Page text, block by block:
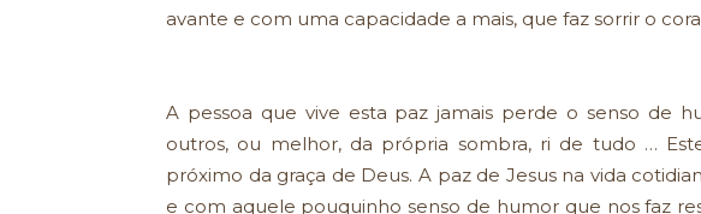
avante e com uma capacidade a mais, que faz sorrir o
A pessoa que vive esta paz jamais perde o senso de
outros, ou melhor, da própria sombra, ri de tudo …
próximo da graça de Deus. A paz de Jesus na vida
e com aquele pouquinho senso de humor que nos faz